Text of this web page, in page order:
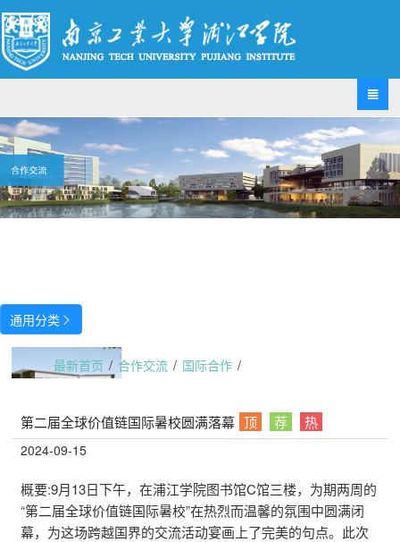

通用分类 
最新首页 / 合作交流 / 国际合作 /
顶 荐 热
第二届全球价值链国际暑校圆满落幕
2024-09-15
概要:9月13日下午，在浦江学院图书馆C馆三楼，为期两周的
“第二届全球价值链国际暑校”在热烈而温馨的氛围中圆满闭
幕，为这场跨越国界的交流活动宴画上了完美的句点。此次